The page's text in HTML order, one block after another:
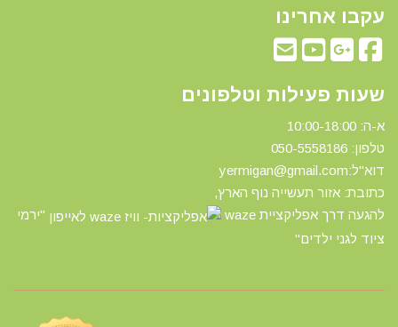
עקבו אחרינו
שעות פעילות וטלפונים
א-ה: 10:00-18:00
טלפון: 0 50-5558186
דוא"ל:yermigan@gmail.com
כתובת: אזור תעשייה נוף הארץ,
להגעה דרך אפליקציית waze
"ירמי
ציוד לגני ילדים"